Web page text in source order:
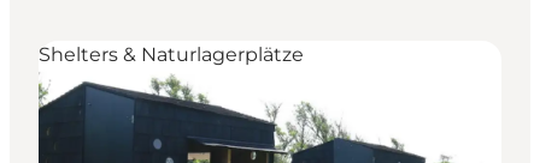
Shelters & Naturlagerplätze